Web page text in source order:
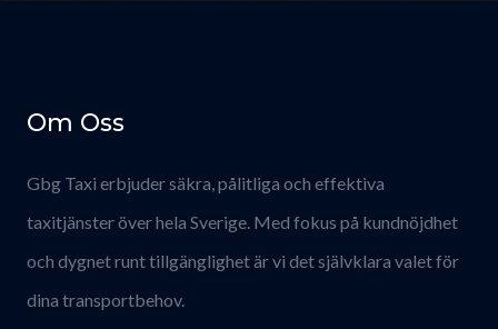
Om Oss
Gbg Taxi erbjuder säkra, pålitliga och effektiva
taxitjänster över hela Sverige. Med fokus på kundnöjdhet
och dygnet runt tillgänglighet är vi det självklara valet för
dina transportbehov.